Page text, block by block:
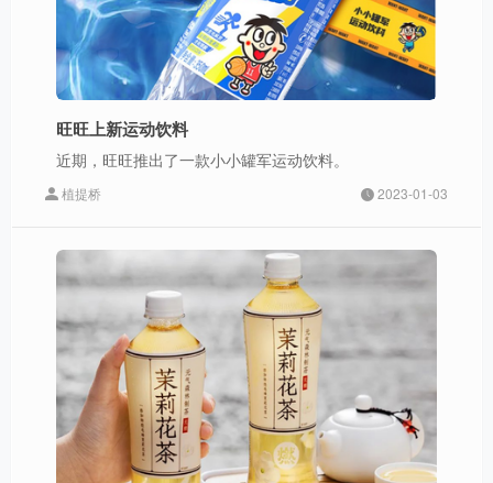
旺旺上新运动饮料
近期，旺旺推出了一款小小罐军运动饮料。
植提桥 2023-01-03